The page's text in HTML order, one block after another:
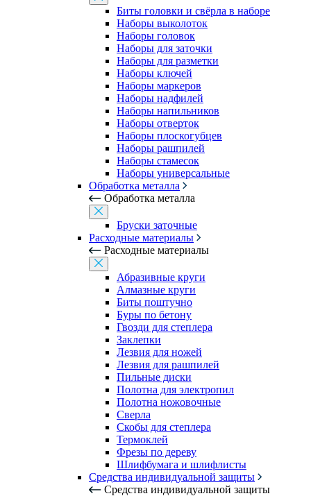
Биты головки и свёрла в наборе
Наборы выколоток
Наборы головок
Наборы для заточки
Наборы для разметки
Наборы ключей
Наборы маркеров
Наборы надфилей
Наборы напильников
Наборы отверток
Наборы плоскогубцев
Наборы рашпилей
Наборы стамесок
Наборы универсальные
Обработка металла
Обработка металла
Бруски заточные
Расходные материалы
Расходные материалы
Абразивные круги
Алмазные круги
Биты поштучно
Буры по бетону
Гвозди для степлера
Заклепки
Лезвия для ножей
Лезвия для рашпилей
Пильные диски
Полотна для электропил
Полотна ножовочные
Сверла
Скобы для степлера
Термоклей
Фрезы по дереву
Шлифбумага и шлифлисты
Средства индивидуальной защиты
Средства индивидуальной защиты